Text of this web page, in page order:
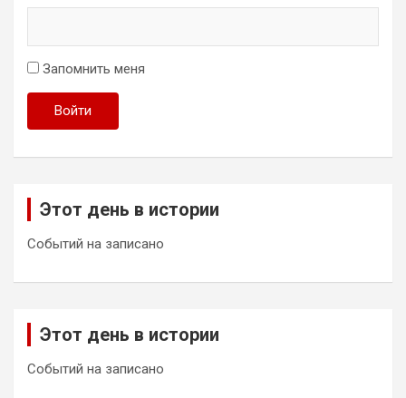
Запомнить меня
Войти
Этот день в истории
Событий на записано
Этот день в истории
Событий на записано